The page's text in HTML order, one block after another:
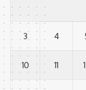
3 4
10 11